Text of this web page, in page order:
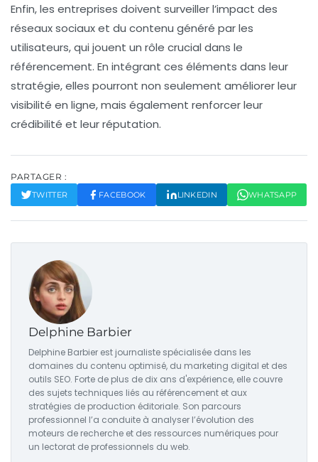
Enfin, les entreprises doivent surveiller l’impact des
réseaux sociauxet du contenu généré par les
utilisateurs, qui jouent un rôle crucial dans le
référencement. En intégrant ces éléments dans leur
stratégie, elles pourront non seulement améliorer leur
visibilité en ligne, mais également renforcer leur
crédibilité et leurréputation.
PARTAGER :
TWITTER FACEBOOK LINKEDIN WHATSAPP
Delphine Barbier
Delphine Barbier est journaliste spécialisée dans les
domaines du contenu optimisé, du marketing digital et des
outils SEO. Forte de plus de dix ans d'expérience, elle couvre
des sujets techniques liés au référencement et aux
stratégies de production éditoriale. Son parcours
professionnel l’a conduite à analyser l’évolution des
moteurs de recherche et des ressources numériques pour
un lectorat de professionnels du web.